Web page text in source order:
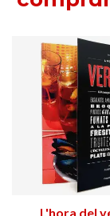
L'hora del